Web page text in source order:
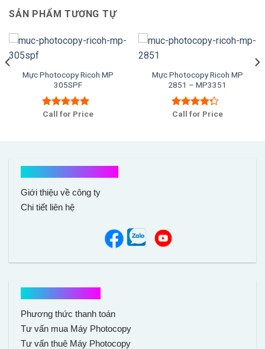
SẢN PHẨM TƯƠNG TỰ
Mực Photocopy Ricoh MP
305SPF
Được xếp
Call for Price
Mực Photocopy Ricoh MP
2851 – MP3351
Được xếp
Call for Price
Giới thiệu về công ty
Chi tiết liên hệ
Phương thức thanh toán
Tư vấn mua Máy Photocopy
Tư vấn thuê Máy Photocopy